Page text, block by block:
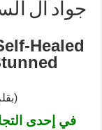
جواد آل
Healed
(David Nield – بقلم: ديفيد نيلد)
في إحدى